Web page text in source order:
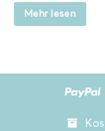
Mehr lesen